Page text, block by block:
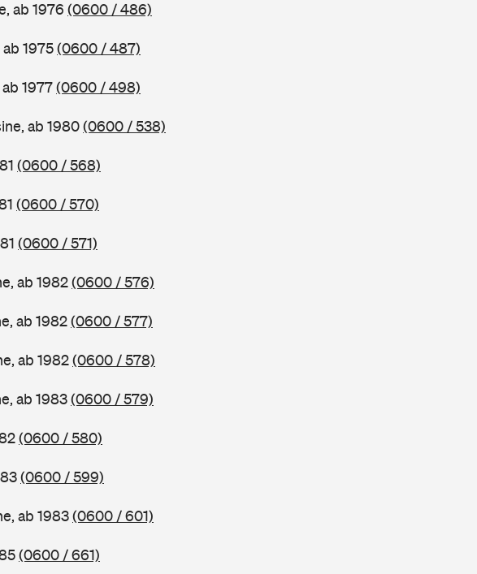
ab 1976 (0600 / 486)
1975(0600 / 487)
1977(0600 / 498)
ab 1980(0600 / 538)
(0600 / 568)
(0600 / 570)
(0600 / 571)
ab 1982(0600 / 576)
ab 1982(0600 / 577)
ab 1982(0600 / 578)
ab 1983(0600 / 579)
(0600 / 580)
(0600 / 599)
ab 1983(0600 / 601)
(0600 / 661)